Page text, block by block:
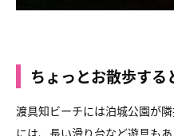
ちょっとお散歩す
渡具知ビーチには泊城公園が
には、 長い滑り台など遊具も